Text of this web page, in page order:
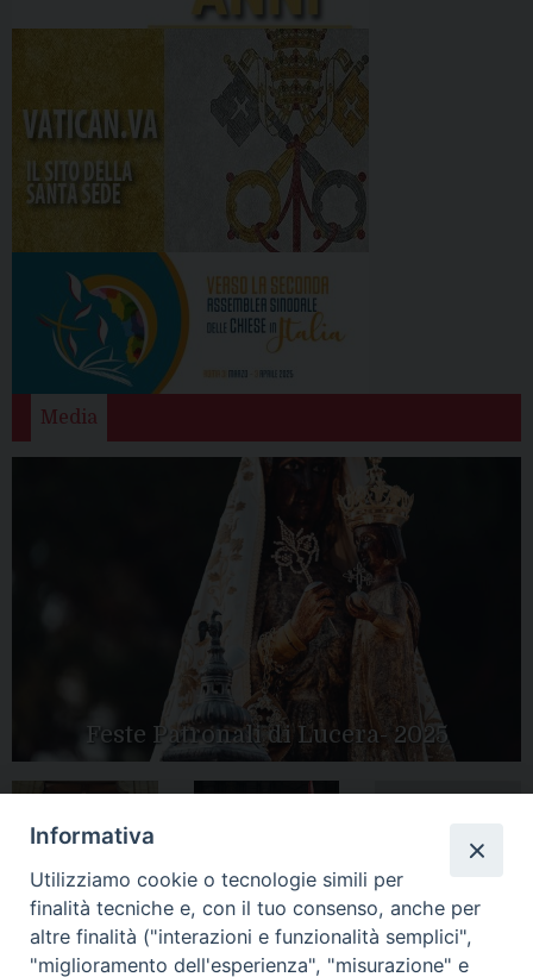
Media
Feste Patronali di Lucera- 2025
Apertura Anno
Giubilare 2025
Mariae in Diocesi
Tutte le gallery
Informativa
Utilizziamo cookie o tecnologie simili per
finalità tecniche e, con il tuo consenso, anche per
altre finalità ("interazioni e funzionalità semplici",
"miglioramento dell'esperienza", "misurazione" e